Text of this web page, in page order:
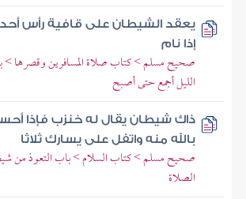
يعقد الشيطان على قافية رأس
إذا نام
صحيح مسلم > كتاب صلاة المسافرين وقصرها >
الليل أجمع حتى أصبح
ذاك شيطان يقال له خنزب فإذا
بالله منه واتفل على يسارك ثلاثا
صحيح مسلم > كتاب السلام > باب التعوذ من
الصلاة